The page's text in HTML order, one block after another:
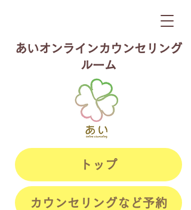
​あいオンラインカウンセリング
ルーム
トップ
カウンセリングなど予約